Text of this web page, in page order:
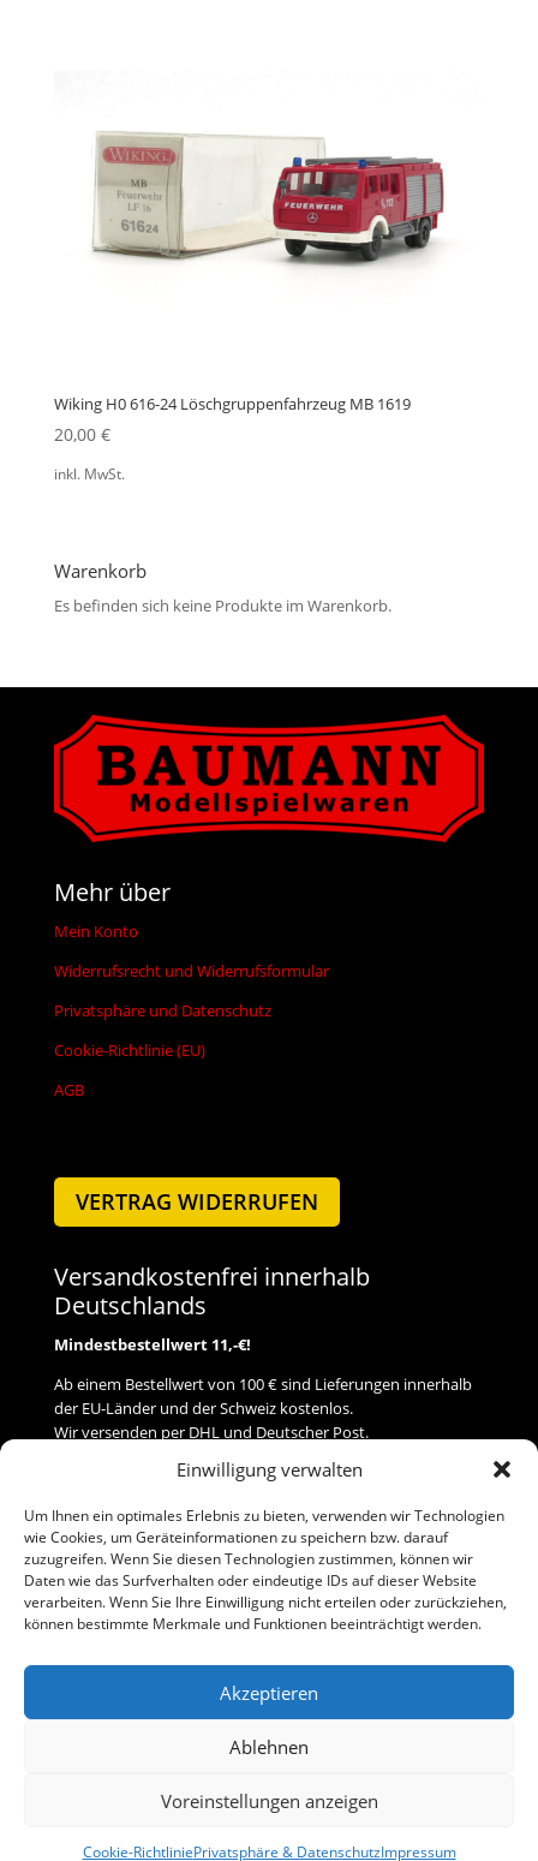
Einwilligung verwalten
Um Ihnen ein optimales Erlebnis zu bieten, verwenden wir Technologien
wie Cookies, um Geräteinformationen zu speichern bzw. darauf
zuzugreifen. Wenn Sie diesen Technologien zustimmen, können wir
Daten wie das Surfverhalten oder eindeutige IDs auf dieser Website
verarbeiten. Wenn Sie Ihre Einwilligung nicht erteilen oder zurückziehen,
können bestimmte Merkmale und Funktionen beeinträchtigt werden.
Akzeptieren
Ablehnen
Voreinstellungen anzeigen
Cookie-RichtliniePrivatsphäre & DatenschutzImpressum
Wiking H0 616-24 Löschgruppenfahrzeug MB 1619
20,00 €
inkl. MwSt.
Warenkorb
Es befinden sich keine Produkte im Warenkorb.
Mehr über
Mein Konto
Widerrufsrecht und Widerrufsformular
Privatsphäre und Datenschutz
Cookie-Richtlinie (EU)
AGB
VERTRAG WIDERRUFEN
Versandkostenfrei innerhalb
Deutschlands
Mindestbestellwert 11,-€!
Ab einem Bestellwert von 100 € sind Lieferungen innerhalb
der EU-Länder und der Schweiz kostenlos.
Wir versenden per DHL und Deutscher Post.
Versand
Zahlung
Baumann Modellspielwaren
Telefon (0 91 61) 33 84
Impressum